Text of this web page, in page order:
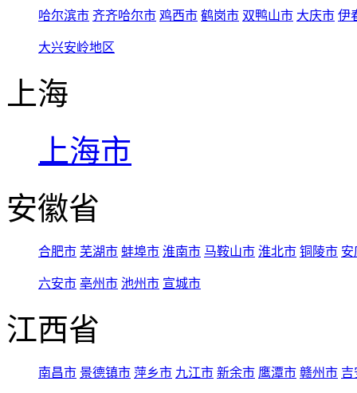
哈尔滨市 齐齐哈尔市 鸡西市 鹤岗市 双鸭山市 大庆市 伊
大兴安岭地区
上海
上海市
安徽省
合肥市 芜湖市 蚌埠市 淮南市 马鞍山市 淮北市 铜陵市 安
六安市 亳州市 池州市 宣城市
江西省
南昌市 景德镇市 萍乡市 九江市 新余市 鹰潭市 赣州市 吉